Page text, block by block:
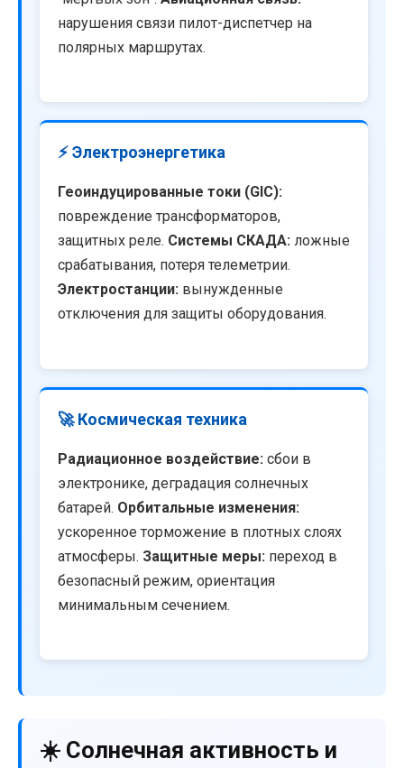
нарушения связи пилот-диспетчер на
полярных маршрутах.
⚡ Электроэнергетика
Геоиндуцированные токи (GIC):
повреждение трансформаторов,
защитных реле. Системы СКАДА: ложные
срабатывания, потеря телеметрии.
Электростанции: вынужденные
отключения для защиты оборудования.
🚀 Космическая техника
Радиационное воздействие: сбои в
электронике, деградация солнечных
батарей. Орбитальные изменения:
ускоренное торможение в плотных слоях
атмосферы. Защитные меры: переход в
безопасный режим, ориентация
минимальным сечением.
☀️ Солнечная активность и